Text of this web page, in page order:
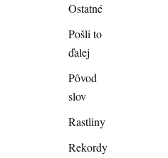
Ostatné
Pošli to
ďalej
Pôvod
slov
Rastliny
Rekordy